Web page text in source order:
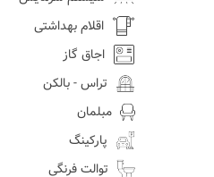
اقلام بهداشتی
اجاق گاز
تراس - بالکن
مبلمان
پارکینگ
توالت فرنگی